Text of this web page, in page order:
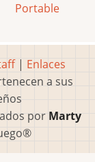
Portable
| Enlaces
a sus
por Marty